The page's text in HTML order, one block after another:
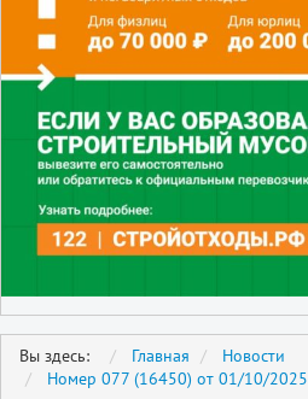
Вы здесь: Главная
Новости
Номер 077 (16450) от 01/10/2025